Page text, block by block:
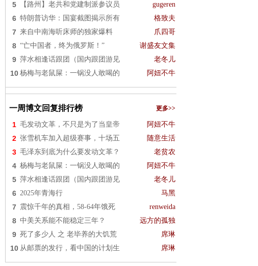
5 【路州】老共和党建制派参议员 gugeren
6 特朗普访华：国宴截图揭示所有 格致夫
7 来自中南海听床师的独家爆料 爪四哥
8 “亡中国者，终为俄罗斯！” 谢盛友文集
9 萍水相逢话跟团（国内跟团游见 老冬儿
10 杨梅与老鼠屎：一锅没人敢喝的 阿妞不牛
一周博文回复排行榜 更多>>
1 毛发动文革，不只是为了当皇帝 阿妞不牛
2 张雪机车加入超级赛事，十场五 随意生活
3 毛泽东到底为什么要发动文革？ 老贫农
4 杨梅与老鼠屎：一锅没人敢喝的 阿妞不牛
5 萍水相逢话跟团（国内跟团游见 老冬儿
6 2025年青海行 马黑
7 震惊千年的真相，58-64年饿死 renweida
8 中美关系能不能稳定三年？ 远方的孤独
9 死了多少人 之 老毕养的大饥荒 席琳
10 从邮票的发行，看中国的计划生 席琳